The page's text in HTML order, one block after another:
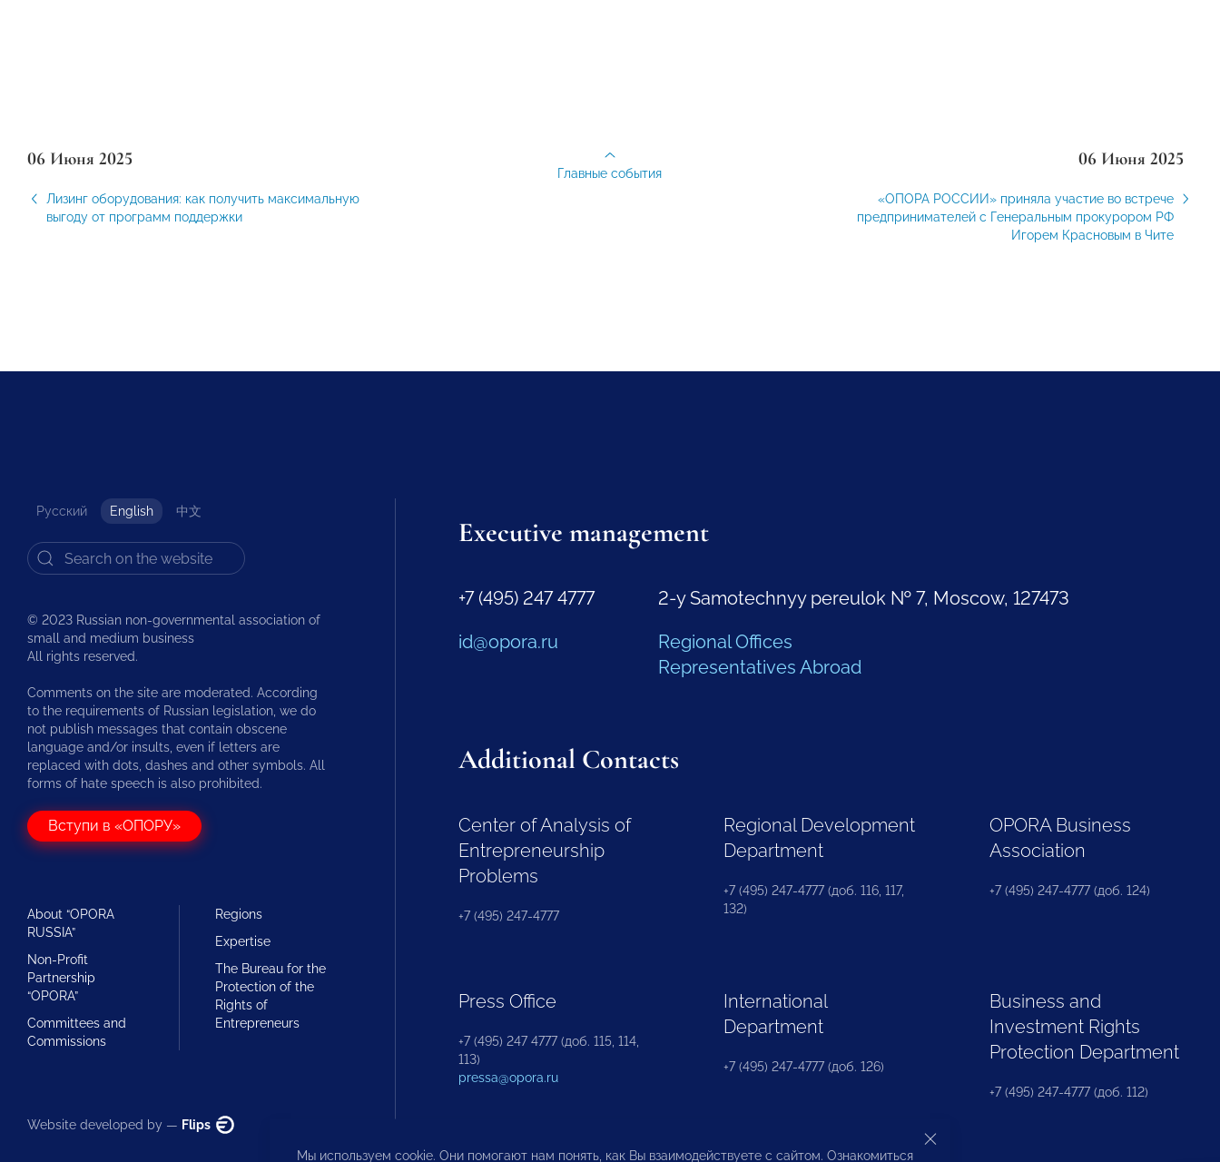
06 Июня 2025
Лизинг оборудования: как получить максимальную
выгоду от программ поддержки
06 Июня 2025
«ОПОРА РОССИИ» приняла участие во встрече
предпринимателей с Генеральным прокурором РФ
Игорем Красновым в Чите
Главные события
Русский English 中文
© 2023 Russian non-governmental association of
small and medium business
All rights reserved.
Comments on the site are moderated. According
to the requirements of Russian legislation, we do
not publish messages that contain obscene
language and/or insults, even if letters are
replaced with dots, dashes and other symbols. All
forms of hate speech is also prohibited.
Вступи в «ОПОРУ»
About “OPORA
RUSSIA”
Non-Profit
Partnership
“OPORA”
Committees and
Commissions
Regions
Expertise
The Bureau for the
Protection of the
Rights of
Entrepreneurs
Website developed by — Flips
Executive management
+7 (495) 247 4777
id@opora.ru
2-y Samotechnyy pereulok № 7, Moscow, 127473
Regional Offices
Representatives Abroad
Additional Contacts
Center of Analysis of
Entrepreneurship
Problems
+7 (495) 247-4777
Regional Development
Department
+7 (495) 247-4777 (доб. 116, 117,
132)
OPORA Business
Association
+7 (495) 247-4777 (доб. 124)
Press Office
+7 (495) 247 4777 (доб. 115, 114,
113)
pressa@opora.ru
International
Department
+7 (495) 247-4777 (доб. 126)
Business and
Investment Rights
Protection Department
+7 (495) 247-4777 (доб. 112)
Мы используем cookie. Они помогают нам понять, как Вы взаимодействуете с сайтом. Ознакомиться